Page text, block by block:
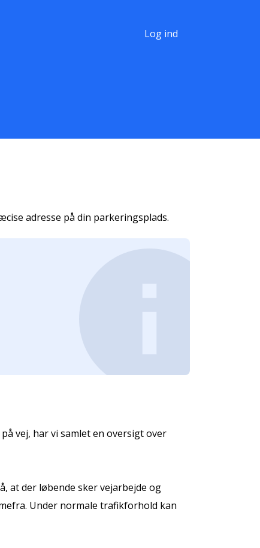
Log ind
adresse på din parkeringsplads.
vej, har vi samlet en oversigt over
der løbende sker vejarbejde og
Under normale trafikforhold kan